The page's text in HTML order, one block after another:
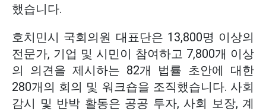
했습니다.
호치민시 국회의원 대표단은 13,800명 이상의
전문가, 기업 및 시민이 참여하고 7,800개 이상
의 의견을 제시하는 82개 법률 초안에 대한
280개의 회의 및 워크숍을 조직했습니다. 사회
감시 및 반박 활동은 공공 투자, 사회 보장, 계